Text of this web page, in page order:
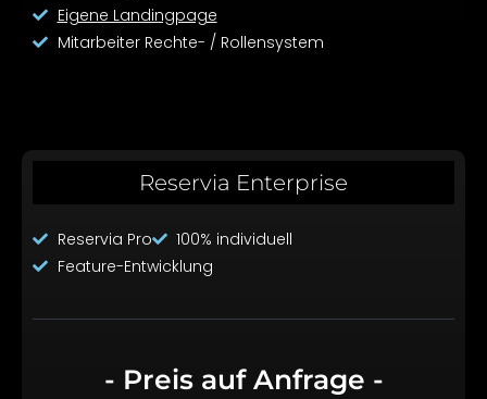
Eigene Landingpage
Mitarbeiter Rechte- / Rollensystem
Reservia Enterprise
Reservia Pro
100% individuell
Feature-Entwicklung
- Preis auf Anfrage -